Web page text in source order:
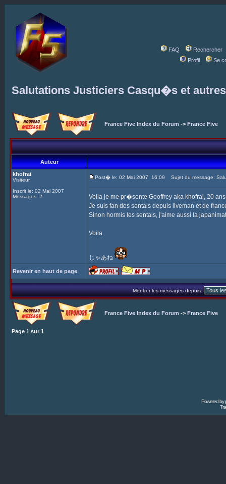
FAQ
Rechercher
Profil
Se
Salutations Justiciers Casqu�s et
France Five Index du Forum -> France Five
Auteur
khofrai
Visiteur
Inscrit le: 02 Mai 2007
Messages: 2
Post� le: 02 Mai 2007, 16:09 Sujet du message:
Voila je me pr�sente Geoffrey aka khofrai, 20
Je suis fan des sentais depuis liveman et de
Sinon hormis les sentais, j'aime aussi la
Voila
じゃあね
Revenir en haut de page
Montrer les messages depuis:
France Five Index du Forum -> France Five
Page 1 sur 1
Powered by